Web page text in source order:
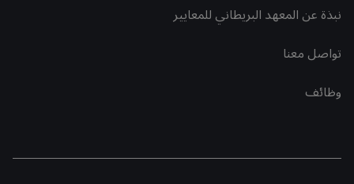
نبذة عن المعهد البريطاني للمعايير
تواصل معنا
وظائف